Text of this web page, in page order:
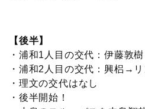
【後半】
・浦和1人目の交代：伊藤敦
・浦和2人目の交代：興梠→
・理文の交代はなし
・後半開始！